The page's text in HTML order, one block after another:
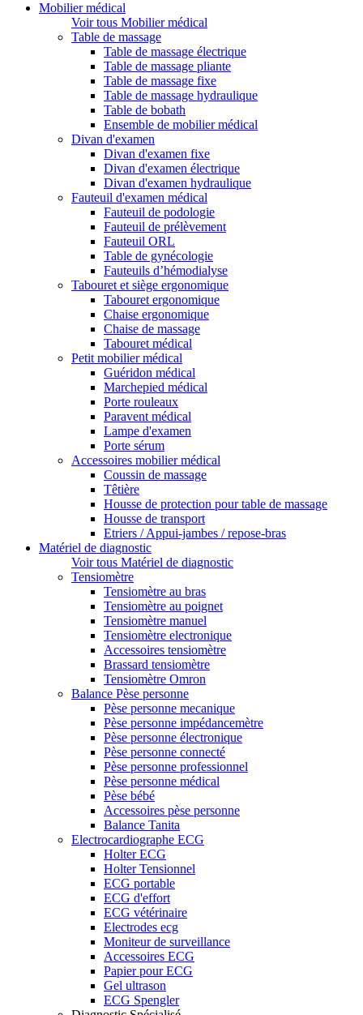
Mobilier médical
Voir tous Mobilier médical
Table de massage
Table de massage électrique
Table de massage pliante
Table de massage fixe
Table de massage hydraulique
Table de bobath
Ensemble de mobilier médical
Divan d'examen
Divan d'examen fixe
Divan d'examen électrique
Divan d'examen hydraulique
Fauteuil d'examen médical
Fauteuil de podologie
Fauteuil de prélèvement
Fauteuil ORL
Table de gynécologie
Fauteuils d’hémodialyse
Tabouret et siège ergonomique
Tabouret ergonomique
Chaise ergonomique
Chaise de massage
Tabouret médical
Petit mobilier médical
Guéridon médical
Marchepied médical
Porte rouleaux
Paravent médical
Lampe d'examen
Porte sérum
Accessoires mobilier médical
Coussin de massage
Têtière
Housse de protection pour table de massage
Housse de transport
Etriers / Appui-jambes / repose-bras
Matériel de diagnostic
Voir tous Matériel de diagnostic
Tensiomètre
Tensiomètre au bras
Tensiomètre au poignet
Tensiomètre manuel
Tensiomètre electronique
Accessoires tensiomètre
Brassard tensiomètre
Tensiomètre Omron
Balance Pèse personne
Pèse personne mecanique
Pèse personne impédancemètre
Pèse personne électronique
Pèse personne connecté
Pèse personne professionnel
Pèse personne médical
Pèse bébé
Accessoires pèse personne
Balance Tanita
Electrocardiographe ECG
Holter ECG
Holter Tensionnel
ECG portable
ECG d'effort
ECG vétérinaire
Electrodes ecg
Moniteur de surveillance
Accessoires ECG
Papier pour ECG
Gel ultrason
ECG Spengler